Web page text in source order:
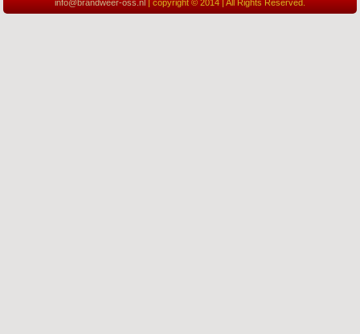
info@brandweer-oss.nl
| copyright © 2014 | All Rights Reserved.